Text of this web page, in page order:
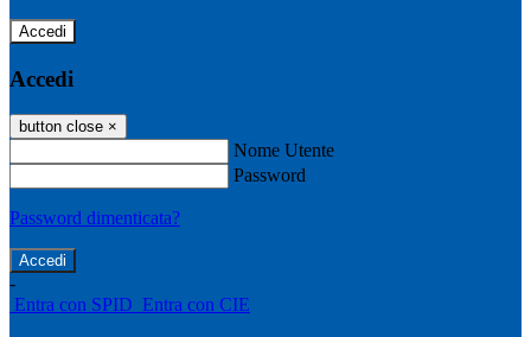
Accedi
Accedi
button close ×
Nome Utente
Password
Password dimenticata?
-
Entra con SPID Entra con CIE